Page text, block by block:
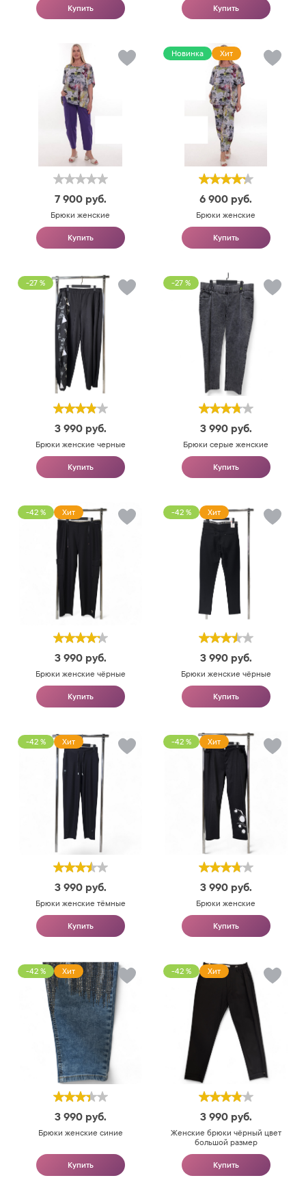
Купить Купить
7 900 руб.
Брюки женские
Купить
Новинка Хит
6 900 руб.
Брюки женские
Купить
-27 %
3 990 руб.
Брюки женские черные
Купить
-27 %
3 990 руб.
Брюки серые женские
Купить
-42 % Хит
3 990 руб.
Брюки женские чёрные
Купить
-42 % Хит
3 990 руб.
Брюки женские чёрные
Купить
-42 % Хит
3 990 руб.
Брюки женские тёмные
Купить
-42 % Хит
3 990 руб.
Брюки женские
Купить
-42 % Хит
3 990 руб.
Брюки женские синие
Купить
-42 % Хит
3 990 руб.
Женские брюки чёрный цвет
большой размер
Купить